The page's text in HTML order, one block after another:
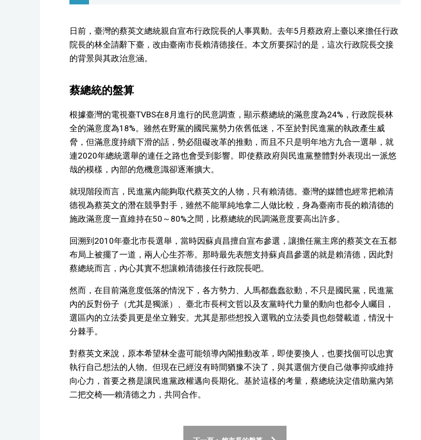
日前，臺灣的蔡英文總統親自宣布行政院長的人事異動。去年5月蔡政府上臺以來擔任行政
院長的林全請辭下臺，改由臺南市長賴清德接任。本文所要探討的是，這次行政院長交接
的背景與其政治意涵。
蔡總統的盤算
根據臺灣的電視臺TVBS在8月進行的民意調查，顯示蔡總統的滿意度為24%，行政院長林
全的滿意度為18%。雖然在野黨的國民黨勢力依舊低迷，不至於對民進黨的執政產生威
脅，但滿意度持續下滑的話，勢必阻礙改革的推動，而且不只是明年地方九合一選舉，就
連2020年總統選舉的連任之路也會受到影響。即使蔡政府與民進黨整體對外表現出一派悠
哉的模樣，內部的危機意識卻逐漸擴大。
就現階段而言，民進黨內能夠取代蔡英文的人物，只有賴清德。臺灣的媒體也經常把賴清
德視為蔡英文的潛在競爭對手，雖然不能單純地拿二人做比較，身為臺南市長的賴清德的
施政滿意度一直維持在50～80%之間，比蔡總統的民調滿意度要高出許多。
回溯到2010年臺北市長選舉，當時因蘇貞昌擅自宣布參選，讓擔任黨主席的蔡英文在五都
布局上被擺了一道，兩人心生芥蒂。那時最先表態支持蘇貞昌參選的就是賴清德，因此對
蔡總統而言，內心其實不想讓賴清德接任行政院長吧。
然而，在目前滿意度低落的情況下，各方勢力、人馬都蠢蠢欲動，不只是國民黨，民進黨
內的反對份子（尤其是獨派）、臺北市長柯文哲以及友黨時代力量的動向也都令人矚目，
選區內的立法委員更是坐立難安。尤其是那些想投入選戰的立法委員也怨聲載道，情況十
分棘手。
對蔡英文來說，原本希望林全盡可能領導內閣推動改革，即使要換人，也要找個可以忠實
執行自己想法的人物。但現在已經沒有時間猶豫不決了，與其選個方便自己做事抑或維持
向心力，首要之務是讓民進黨政權邁向長期化。基於這樣的考量，蔡總統決定借助黨內第
二把交椅──賴清德之力，共同合作。